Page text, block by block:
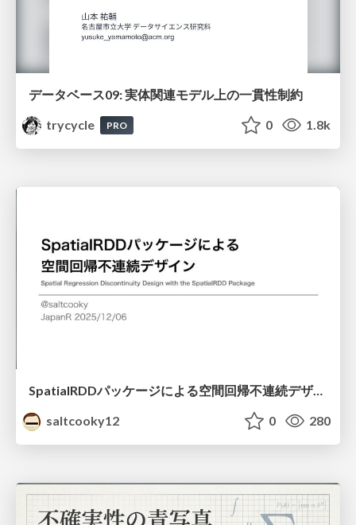
データベース09: 実体関連モデル上の一貫性制約
trycycle
PRO 0 1.8k
SpatialRDDパッケージによる空間回帰不連続デザイン
saltcooky12
0 280